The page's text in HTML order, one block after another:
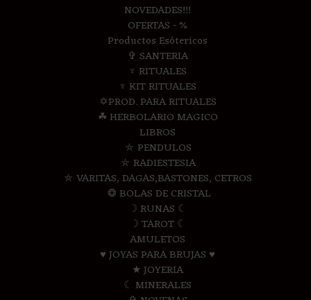
NOVEDADES!!!
OFERTAS - %
Productos Esótericos
✞ SANTERIA
♆ RITUALES
♆ KIT RITUALES
✡PROD. PARA RITUALES
☘ HERBOLARIO MAGICO
LIBROS
⛤ PENDULOS
⛤ RADIESTESIA
⛤ VARITAS, DAGAS,BASTONES, CETROS
❂ BOLAS DE CRISTAL
☽ RUNAS ☾
☽ TAROT ☾
AMULETOS
♥ JOYAS PARA BRUJAS ♥
★ JOYERIA
☾ MINERALES